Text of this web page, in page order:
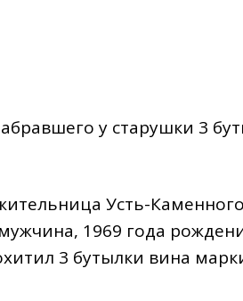
у старушки 3
Усть-
1969 года
3 бутылки вина